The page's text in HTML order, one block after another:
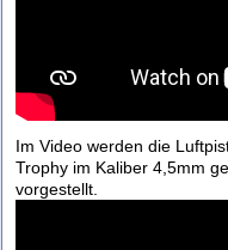
Im Video werden die
Trophy im Kaliber 4,5mm
vorgestellt.